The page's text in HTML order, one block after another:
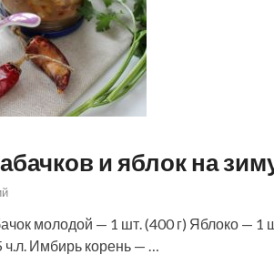
и яблок на
молодой — 1 шт. (400 г) Яблоко — 1
ч.л. Имбирь корень — …